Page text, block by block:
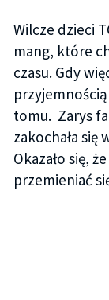
Wilcze dzieci
mang, które
czasu. Gdy
tomu. Zarys
zakochała
Okazało się,
przemieniać